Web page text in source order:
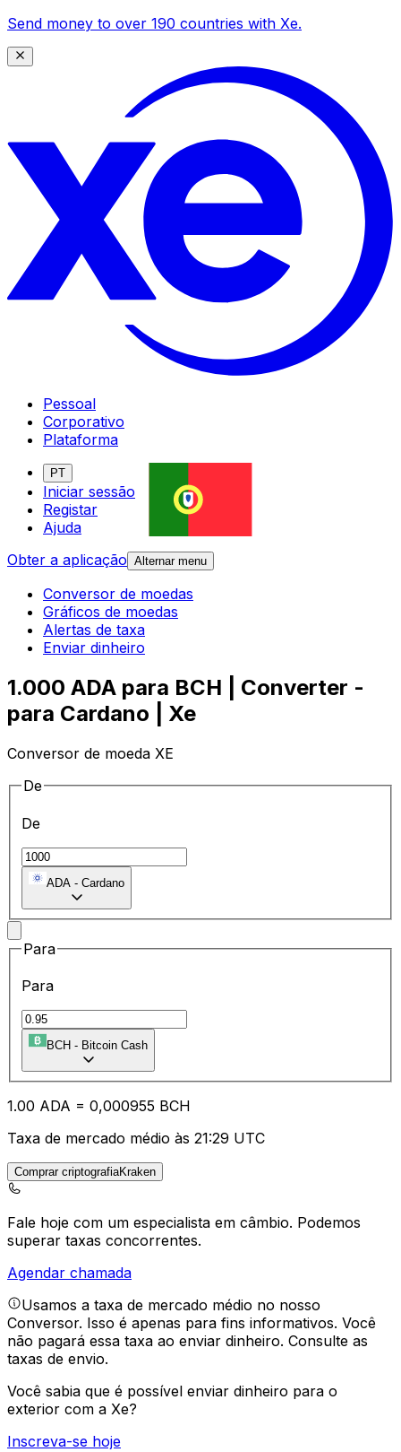
Send money to over 190 countries with Xe.
Pessoal
Corporativo
Plataforma
PT
Iniciar sessão
Registar
Ajuda
Obter a aplicação Alternar menu
Conversor de moedas
Gráficos de moedas
Alertas de taxa
Enviar dinheiro
1.000 ADA para BCH | Converter -
para Cardano | Xe
Conversor de moeda XE
De
De
ADA - Cardano
Para
Para
BCH - Bitcoin Cash
1.00 ADA = 0,000955 BCH
Taxa de mercado médio às 21:29 UTC
Comprar criptografiaKraken
Fale hoje com um especialista em câmbio. Podemos
superar taxas concorrentes.
Agendar chamada
Usamos a taxa de mercado médio no nosso
Conversor. Isso é apenas para fins informativos. Você
não pagará essa taxa ao enviar dinheiro. Consulte as
taxas de envio.
Você sabia que é possível enviar dinheiro para o
exterior com a Xe?
Inscreva-se hoje